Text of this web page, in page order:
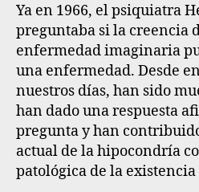
Ya en 1966, el psiquiatra
preguntaba si la creencia
enfermedad imaginaria
una enfermedad. Desde
nuestros días, han sido
han dado una respuesta
pregunta y han
actual de la hipocondría
patológica de la